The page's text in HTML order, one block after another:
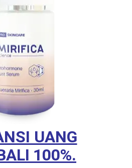
UANG
100%.